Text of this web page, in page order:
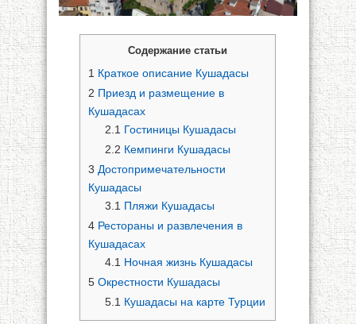
Содержание статьи
1 Краткое описание Кушадасы
2 Приезд и размещение в
Кушадасах
2.1 Гостиницы Кушадасы
2.2 Кемпинги Кушадасы
3 Достопримечательности
Кушадасы
3.1 Пляжи Кушадасы
4 Рестораны и развлечения в
Кушадасах
4.1 Ночная жизнь Кушадасы
5 Окрестности Кушадасы
5.1 Кушадасы на карте Турции